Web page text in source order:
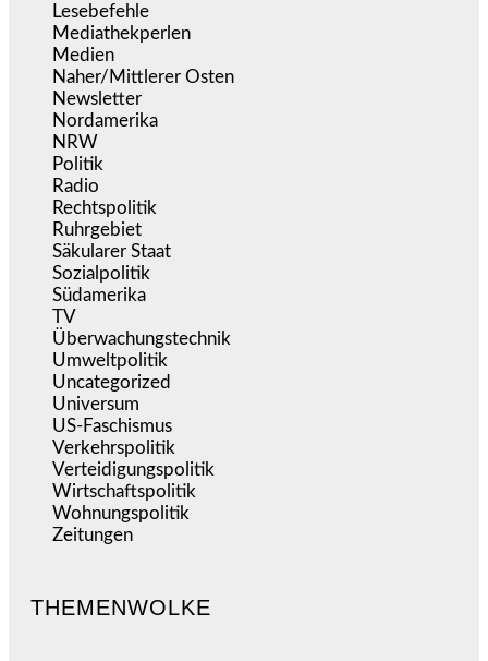
Lesebefehle
Mediathekperlen
Medien
Naher/Mittlerer Osten
Newsletter
Nordamerika
NRW
Politik
Radio
Rechtspolitik
Ruhrgebiet
Säkularer Staat
Sozialpolitik
Südamerika
TV
Überwachungstechnik
Umweltpolitik
Uncategorized
Universum
US-Faschismus
Verkehrspolitik
Verteidigungspolitik
Wirtschaftspolitik
Wohnungspolitik
Zeitungen
THEMENWOLKE